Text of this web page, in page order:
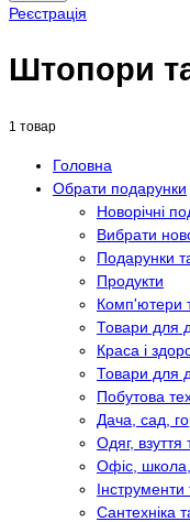
Реєстрація
Штопори
1 товар
Головна
Обрати подарунки
Новорічні
Вибрати
Подарунки
Продукти
Комп'ютери
Товари для
Краса і
Товари для
Побутова
Дача, сад,
Одяг, взуття
Офіс, школа,
Інструменти
Сантехніка